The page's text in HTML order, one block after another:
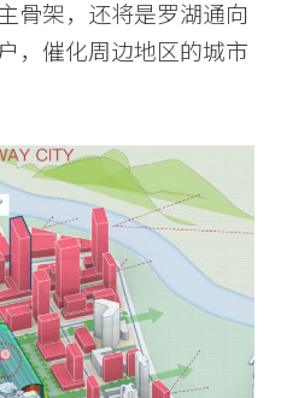
骨架，还将是罗湖通向
，催化周边地区的城市